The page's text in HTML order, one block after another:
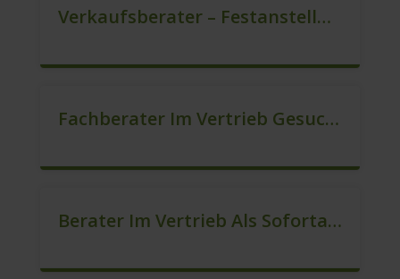
Verkaufsberater – Festanstellung (m/w/d)
Fachberater Im Vertrieb Gesucht (Festanstellung) (m/w/d)
Berater Im Vertrieb Als Sofortanstellung (m/w/d)